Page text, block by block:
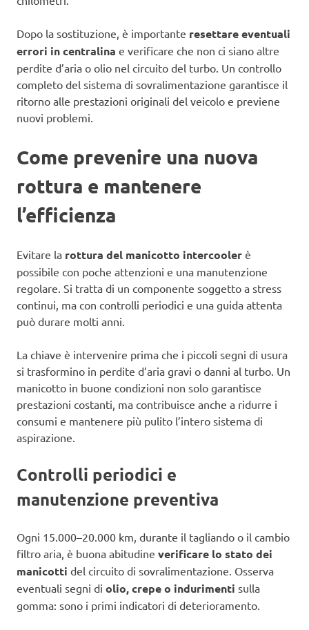
Dopo la sostituzione, è importante resettare eventuali
errori in centralina e verificare che non ci siano altre
perdite d’aria o olio nel circuito del turbo. Un controllo
completo del sistema di sovralimentazione garantisce il
ritorno alle prestazioni originali del veicolo e previene
nuovi problemi.
Come prevenire una nuova
rottura e mantenere
l’efficienza
Evitare la rottura del manicotto intercooler è
possibile con poche attenzioni e una manutenzione
regolare. Si tratta di un componente soggetto a stress
continui, ma con controlli periodici e una guida attenta
può durare molti anni.
La chiave è intervenire prima che i piccoli segni di usura
si trasformino in perdite d’aria gravi o danni al turbo. Un
manicotto in buone condizioni non solo garantisce
prestazioni costanti, ma contribuisce anche a ridurre i
consumi e mantenere più pulito l’intero sistema di
aspirazione.
Controlli periodici e
manutenzione preventiva
Ogni 15.000–20.000 km, durante il tagliando o il cambio
filtro aria, è buona abitudine verificare lo stato dei
manicotti del circuito di sovralimentazione. Osserva
eventuali segni di olio, crepe o indurimenti sulla
gomma: sono i primi indicatori di deterioramento.